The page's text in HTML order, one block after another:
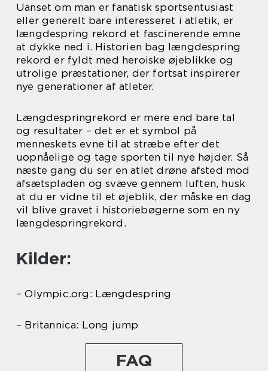
Uanset om man er fanatisk sportsentusiast
eller generelt bare interesseret i atletik, er
længdespring rekord et fascinerende emne
at dykke ned i. Historien bag længdespring
rekord er fyldt med heroiske øjeblikke og
utrolige præstationer, der fortsat inspirerer
nye generationer af atleter.
Længdespringrekord er mere end bare tal
og resultater – det er et symbol på
menneskets evne til at stræbe efter det
uopnåelige og tage sporten til nye højder. Så
næste gang du ser en atlet drøne afsted mod
afsætspladen og svæve gennem luften, husk
at du er vidne til et øjeblik, der måske en dag
vil blive gravet i historiebøgerne som en ny
længdespringrekord.
Kilder:
– Olympic.org: Længdespring
– Britannica: Long jump
FAQ